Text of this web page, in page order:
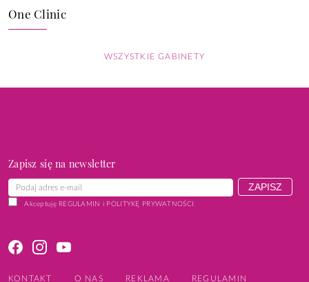
One Clinic
WSZYSTKIE GABINETY
Zapisz się na newsletter
Akceptuję REGULAMIN i POLITYKĘ PRYWATNOŚCI
KONTAKT O NAS REKLAMA
REGULAMIN